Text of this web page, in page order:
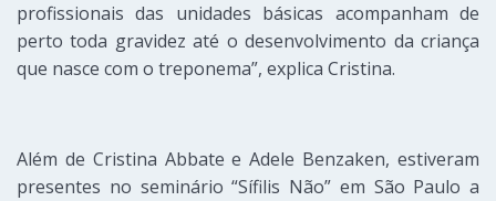
profissionais das unidades básicas acompanham de
perto toda gravidez até o desenvolvimento da criança
que nasce com o treponema”, explica Cristina.
Além de Cristina Abbate e Adele Benzaken, estiveram
presentes no seminário “Sífilis Não” em São Paulo a